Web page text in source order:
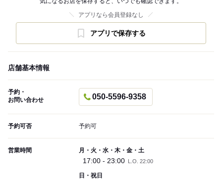
アプリなら会員登録なし
アプリで保存する
店舗基本情報
予約・
お問い合わせ
050-5596-9358
予約可否 予約可
営業時間 月・火・水・木・金・土
17:00 - 23:00 L.O. 22:00
日・祝日